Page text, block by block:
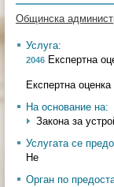
Общинска
Услуга:
2046 Експертна
Експертна
На основание на:
Закона за
Услугата се
Не
Орган по